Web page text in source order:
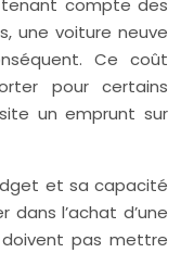
tenant compte des
une voiture neuve
Ce coût
pour certains
un emprunt sur
et sa capacité
l’achat d’une
doivent pas mettre